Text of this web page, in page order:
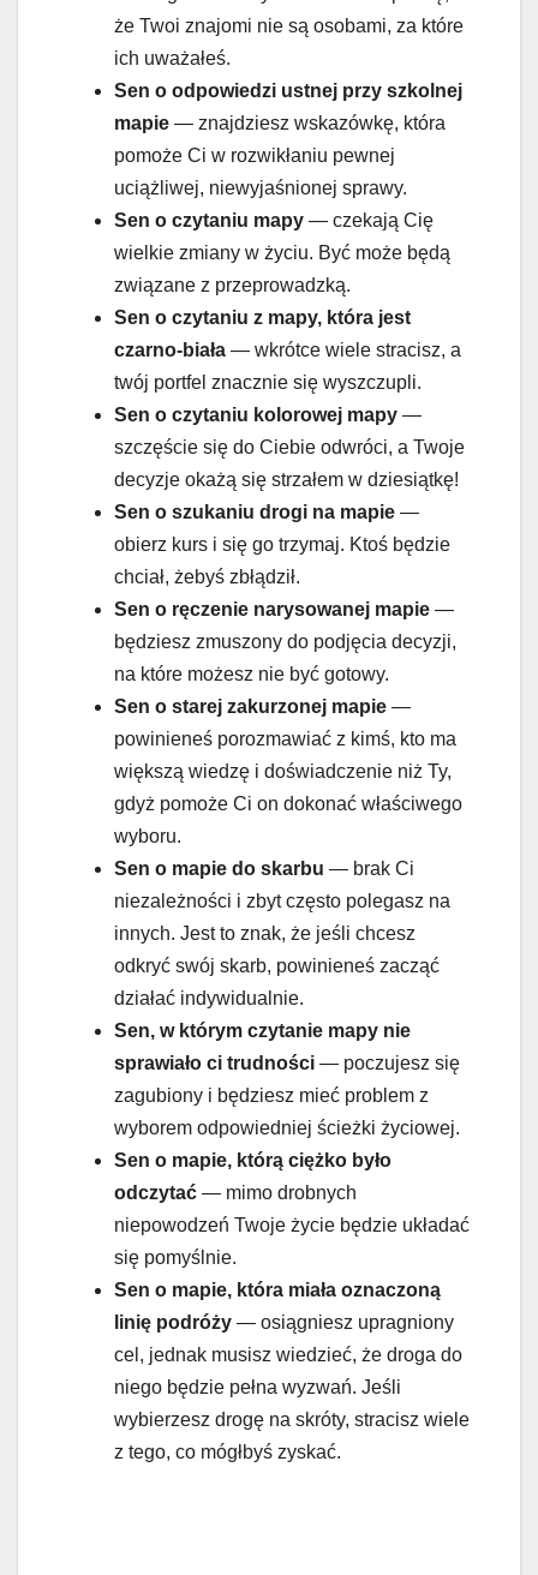
że Twoi znajomi nie są osobami, za które
ich uważałeś.
Sen o odpowiedzi ustnej przy szkolnej
mapie — znajdziesz wskazówkę, która
pomoże Ci w rozwikłaniu pewnej
uciążliwej, niewyjaśnionej sprawy.
Sen o czytaniu mapy — czekają Cię
wielkie zmiany w życiu. Być może będą
związane z przeprowadzką.
Sen o czytaniu z mapy, która jest
czarno-biała — wkrótce wiele stracisz, a
twój portfel znacznie się wyszczupli.
Sen o czytaniu kolorowej mapy —
szczęście się do Ciebie odwróci, a Twoje
decyzje okażą się strzałem w dziesiątkę!
Sen o szukaniu drogi na mapie —
obierz kurs i się go trzymaj. Ktoś będzie
chciał, żebyś zbłądził.
Sen o ręczenie narysowanej mapie —
będziesz zmuszony do podjęcia decyzji,
na które możesz nie być gotowy.
Sen o starej zakurzonej mapie —
powinieneś porozmawiać z kimś, kto ma
większą wiedzę i doświadczenie niż Ty,
gdyż pomoże Ci on dokonać właściwego
wyboru.
Sen o mapie do skarbu — brak Ci
niezależności i zbyt często polegasz na
innych. Jest to znak, że jeśli chcesz
odkryć swój skarb, powinieneś zacząć
działać indywidualnie.
Sen, w którym czytanie mapy nie
sprawiało ci trudności — poczujesz się
zagubiony i będziesz mieć problem z
wyborem odpowiedniej ścieżki życiowej.
Sen o mapie, którą ciężko było
odczytać — mimo drobnych
niepowodzeń Twoje życie będzie układać
się pomyślnie.
Sen o mapie, która miała oznaczoną
linię podróży — osiągniesz upragniony
cel, jednak musisz wiedzieć, że droga do
niego będzie pełna wyzwań. Jeśli
wybierzesz drogę na skróty, stracisz wiele
z tego, co mógłbyś zyskać.